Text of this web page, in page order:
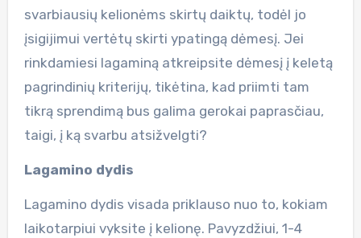
svarbiausių kelionėms skirtų daiktų, todėl jo
įsigijimui vertėtų skirti ypatingą dėmesį. Jei
rinkdamiesi lagaminą atkreipsite dėmesį į keletą
pagrindinių kriterijų, tikėtina, kad priimti tam
tikrą sprendimą bus galima gerokai paprasčiau,
taigi, į ką svarbu atsižvelgti?
Lagamino dydis
Lagamino dydis visada priklauso nuo to, kokiam
laikotarpiui vyksite į kelionę. Pavyzdžiui, 1-4